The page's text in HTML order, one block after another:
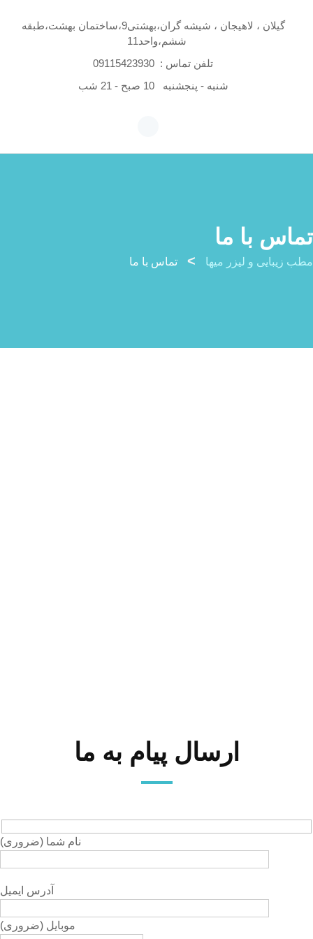
گیلان ، لاهیجان ، شیشه گران،بهشتی9،ساختمان بهشت،طبقه
ششم،واحد11
تلفن تماس : 09115423930
شنبه - پنجشنبه
10 صبح - 21 شب
تماس با ما
مطب زیبایی و لیزر میها > تماس با ما
ارسال پیام به ما
(نام شما (ضروری
آدرس ایمیل
(موبایل (ضروری